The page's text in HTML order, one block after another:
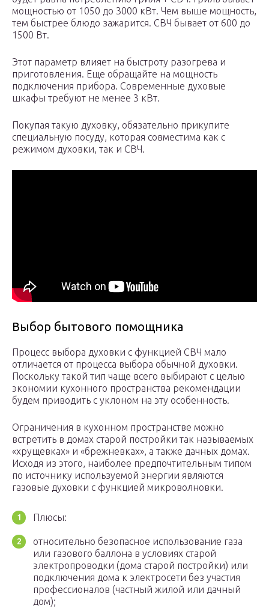
мощностью от 1050 до 3000 кВт. Чем выше мощность,
тем быстрее блюдо зажарится. СВЧ бывает от 600 до
1500 Вт.
Этот параметр влияет на быстроту разогрева и
приготовления. Еще обращайте на мощность
подключения прибора. Современные духовые
шкафы требуют не менее 3 кВт.
Покупая такую духовку, обязательно прикупите
специальную посуду, которая совместима как с
режимом духовки, так и СВЧ.
Выбор бытового помощника
Процесс выбора духовки с функцией СВЧ мало
отличается от процесса выбора обычной духовки.
Поскольку такой тип чаще всего выбирают с целью
экономии кухонного пространства рекомендации
будем приводить с уклоном на эту особенность.
Ограничения в кухонном пространстве можно
встретить в домах старой постройки так называемых
«хрущевках» и «брежневках», а также дачных домах.
Исходя из этого, наиболее предпочтительным типом
по источнику используемой энергии являются
газовые духовки с функцией микроволновки.
Плюсы:
относительно безопасное использование газа
или газового баллона в условиях старой
электропроводки (дома старой постройки) или
подключения дома к электросети без участия
профессионалов (частный жилой или дачный
дом);